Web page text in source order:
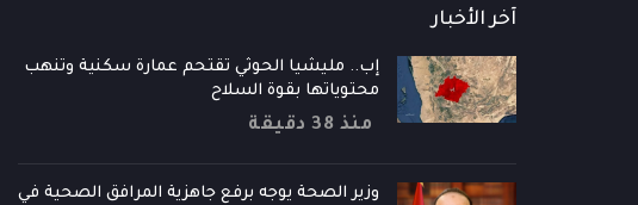
آخر الأخبار
إب.. مليشيا الحوثي تقتحم عمارة سكنية وتنهب
محتوياتها بقوة السلاح
منذ 38 دقيقة
وزير الصحة يوجه برفع جاهزية المرافق الصحية في